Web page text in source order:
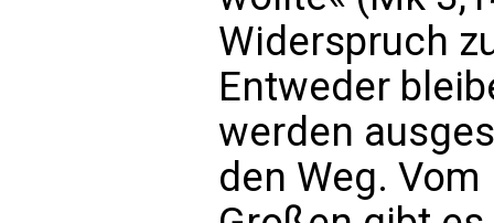
Widerspruch
Entweder
werden
den Weg.